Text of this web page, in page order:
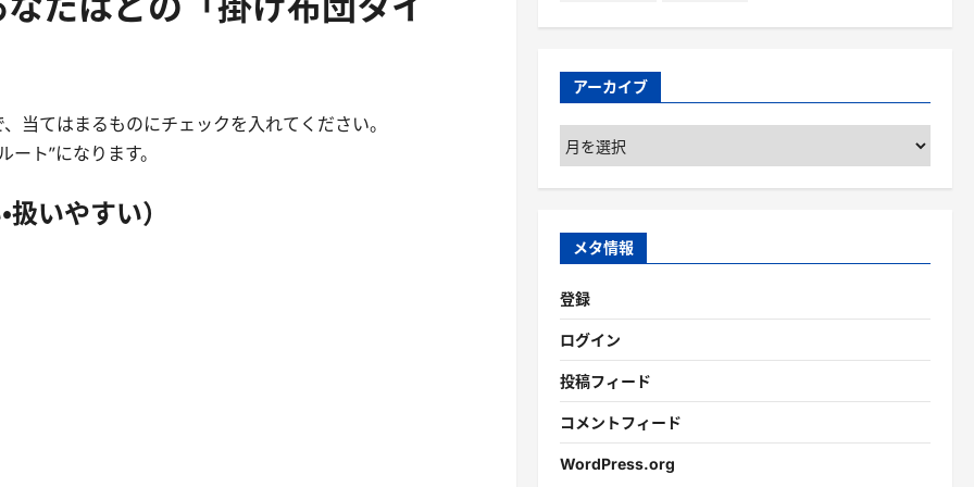
当てはまるものにチェックを入れてください。
ト”になります。
いやすい）
アーカイブ
ア
ー
カ
ブ
メタ情報
登録
ログイン
投稿フィード
コメントフィード
WordPress.org